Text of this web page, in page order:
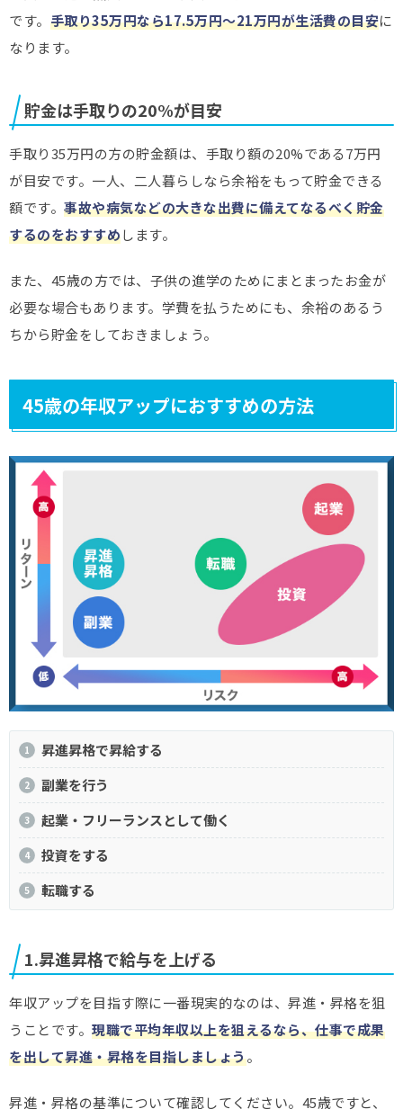
です。 手取り35万円なら17.5万円～21万円が生活費の目安に
なります。
貯金は手取りの20%が目安
手取り35万円の方の貯金額は、手取り額の20%である7万円
が目安です。一人、二人暮らしなら余裕をもって貯金できる
額です。 事故や病気などの大きな出費に備えてなるべく貯金
するのをおすすめします。
また、45歳の方では、子供の進学のためにまとまったお金が
必要な場合もあります。学費を払うためにも、余裕のあるう
ちから貯金をしておきましょう。
45歳の年収アップにおすすめの方法
昇進昇格で昇給する
副業を行う
起業・フリーランスとして働く
投資をする
転職する
1.昇進昇格で給与を上げる
年収アップを目指す際に一番現実的なのは、昇進・昇格を狙
うことです。 現職で平均年収以上を狙えるなら、仕事で成果
を出して昇進・昇格を目指しましょう。
昇進・昇格の基準について確認してください。45歳ですと、